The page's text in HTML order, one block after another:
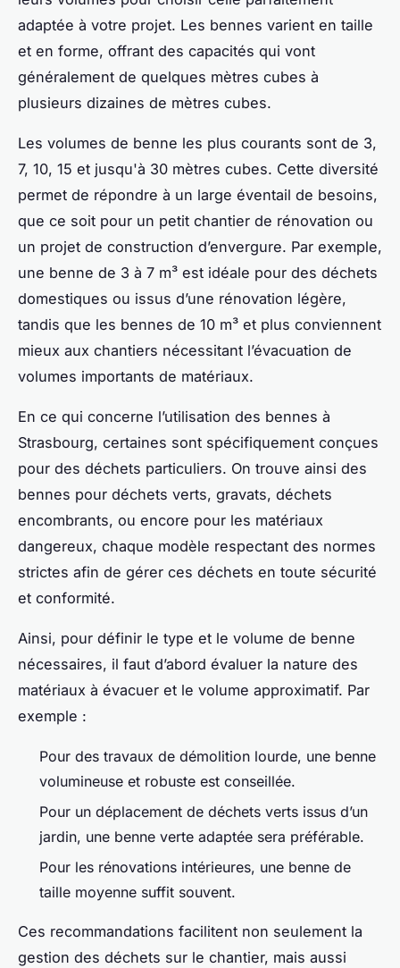
adaptée à votre projet. Les bennes varient en taille
et en forme, offrant des capacités qui vont
généralement de quelques mètres cubes à
plusieurs dizaines de mètres cubes.
Les volumes de benne les plus courants sont de 3,
7, 10, 15 et jusqu'à 30 mètres cubes. Cette diversité
permet de répondre à un large éventail de besoins,
que ce soit pour un petit chantier de rénovation ou
un projet de construction d’envergure. Par exemple,
une benne de 3 à 7 m³ est idéale pour des déchets
domestiques ou issus d’une rénovation légère,
tandis que les bennes de 10 m³ et plus conviennent
mieux aux chantiers nécessitant l’évacuation de
volumes importants de matériaux.
En ce qui concerne l’utilisation des bennes à
Strasbourg, certaines sont spécifiquement conçues
pour des déchets particuliers. On trouve ainsi des
bennes pour déchets verts, gravats, déchets
encombrants, ou encore pour les matériaux
dangereux, chaque modèle respectant des normes
strictes afin de gérer ces déchets en toute sécurité
et conformité.
Ainsi, pour définir le type et le volume de benne
nécessaires, il faut d’abord évaluer la nature des
matériaux à évacuer et le volume approximatif. Par
exemple :
Pour des travaux de démolition lourde, une benne
volumineuse et robuste est conseillée.
Pour un déplacement de déchets verts issus d’un
jardin, une benne verte adaptée sera préférable.
Pour les rénovations intérieures, une benne de
taille moyenne suffit souvent.
Ces recommandations facilitent non seulement la
gestion des déchets sur le chantier, mais aussi